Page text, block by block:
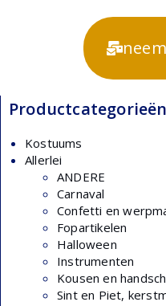
Productcategorieën
Kostuums
Allerlei
ANDERE
Carnaval
Confetti en
Fopartikelen
Halloween
Instrumenten
Kousen en
Sint en Piet,